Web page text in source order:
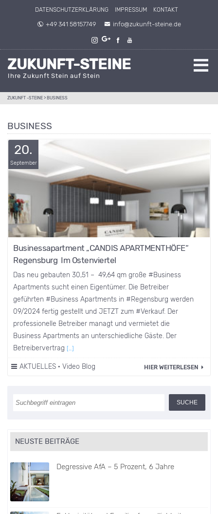
Direkt zum Inhalt springen
DATENSCHUTZERKLÄRUNG IMPRESSUM KONTAKT
+49 341 58157749 info@zukunft-steine.de
ZUKUNFT-STEINE
Ihre Zukunft Stein auf Stein
ZUKUNFT -STEINE > BUSINESS
BUSINESS
20.
September
Businessapartment „CANDIS APARTMENTHÖFE“
Regensburg Im Ostenviertel
Das neu gebauten 30,51 – 49,64 qm große #Business
Apartments sucht einen Eigentümer. Die Betreiber
geführten #Business Apartments in #Regensburg werden
09/2024 fertig gestellt und JETZT zum #Verkauf. Der
professionelle Betreiber managt und vermietet die
Business Apartments an unterschiedliche Gäste. Der
Betreibervertrag […]
AKTUELLES · Video Blog HIER WEITERLESEN
NEUSTE BEITRÄGE
Degressive AfA – 5 Prozent, 6 Jahre